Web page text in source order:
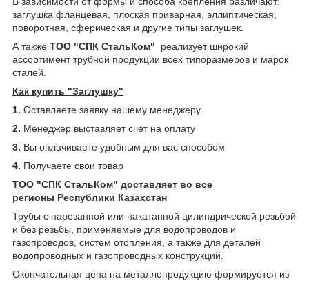
заглушка фланцевая, плоская приварная, эллиптическая,
поворотная, сферическая и другие типы заглушек.
А также ТОО "СПК СтальКом" реализует широкий
ассортимент трубной продукции всех типоразмеров и марок
сталей.
Как купить "Заглушку"
1. Оставляете заявку нашему менеджеру
2. Менеджер выставляет счет на оплату
3. Вы оплачиваете удобным для вас способом
4. Получаете свои товар
ТОО "СПК СтальКом" доставляет во все
регионы Республики Казахстан
Трубы с нарезанной или накатанной цилиндрической резьбой
и без резьбы, применяемые для водопроводов и
газопроводов, систем отопления, а также для деталей
водопроводных и газопроводных конструкций.
Окончательная цена на металлопродукцию формируется из